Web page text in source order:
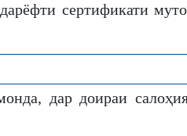
сертификати
дар доираи